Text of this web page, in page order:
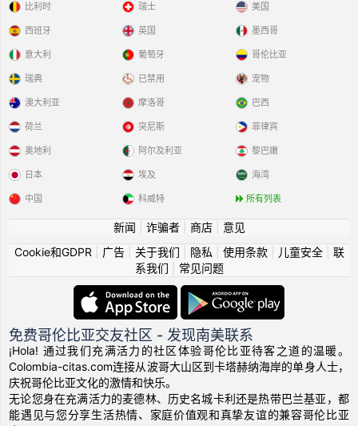
比利时
西班牙
意大利
瑞典
瑞士
英国
葡萄牙
已禁用
美国
墨西哥
哥伦比亚
宠物
澳大利亚
荷兰
奥地利
日本
中国
摩洛哥
突尼斯
阿尔及利亚
埃及
科威特
巴西
菲律宾
黎巴嫩
海湾
所有列表
新闻 诈骗者| 商店| 意见
Cookie和GDPR
广告| 关于我们 隐私 使用条款| 儿童安全| 联
系我们
常见问题
免费哥伦比亚交友社区 - 发现南美联系
¡Hola! 通过我们充满活力的社区体验哥伦比亚待客之道的温暖。
Colombia-citas.com连接从波哥大山区到卡塔赫纳海岸的单身人士，
庆祝哥伦比亚文化的激情和快乐。
无论您身在充满活力的麦德林、历史名城卡利还是热带巴兰基亚，都
能遇见与您分享生活热情、家庭价值观和真挚友谊的兼容哥伦比亚